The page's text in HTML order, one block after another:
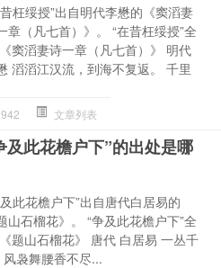
枉绥授”出自明代李懋的《窦滔妻
章（凡七首）》。 “在昔枉绥授”全
窦滔妻诗一章（凡七首）》 明代
滔滔江汉流，到海不复返。 千里
942 文章列表
及此花檐户下”的出处是哪
此花檐户下”出自唐代白居易的
山石榴花》。 “争及此花檐户下”全
题山石榴花》 唐代 白居易 一丛千
袅舞腰香不尽...